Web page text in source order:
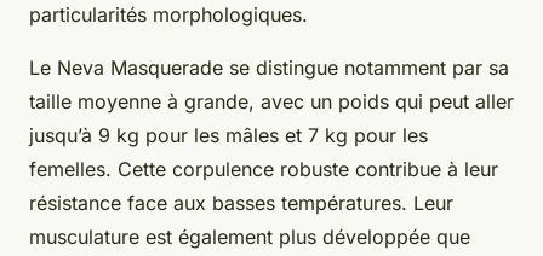
particularités morphologiques.
Le Neva Masquerade se distingue notamment par sa
taille moyenne à grande, avec un poids qui peut aller
jusqu’à 9 kg pour les mâles et 7 kg pour les
femelles. Cette corpulence robuste contribue à leur
résistance face aux basses températures. Leur
musculature est également plus développée que